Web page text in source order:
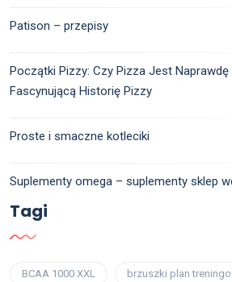
Patison – przepisy
Początki Pizzy: Czy Pizza Jest
Fascynującą Historię Pizzy
Proste i smaczne kotleciki
Suplementy omega – suplementy sklep
Tagi
BCAA 1000 XXL brzuszki plan